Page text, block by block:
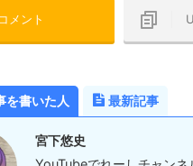
コメント
を書いた人 最新記事
宮下悠史